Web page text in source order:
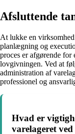
Afsluttende
At lukke en
planlægning og
proces er afgørende
lovgivningen. Ved at
administration af
professionel og
Hvad er
varelageret